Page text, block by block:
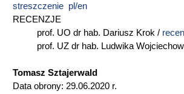
streszczenie pl/en
RECENZJE
prof. UO dr hab. Dariusz Krok /
prof. UZ dr hab. Ludwika
Tomasz Sztajerwald
Data obrony: 29.06.2020 r.